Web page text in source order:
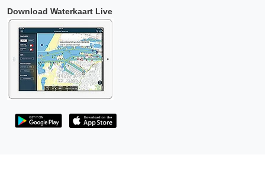
Download Waterkaart Live